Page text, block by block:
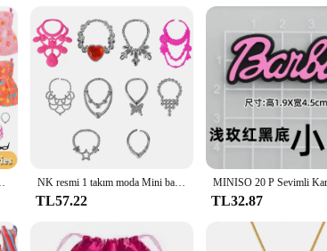
and suppliers to offer their customers, ensuring that
and nostalgia to its owners.
+ 10 ayakkabı elbise giyim Barbie bebek NK resmi 1 takım moda Mini bavul için Fit Barbie bebek seyahat çantası bagaj giysi saklama için 1/6 BJD bebek çocuk oyuncağı hediye JJ
TL57.22 TL32.87